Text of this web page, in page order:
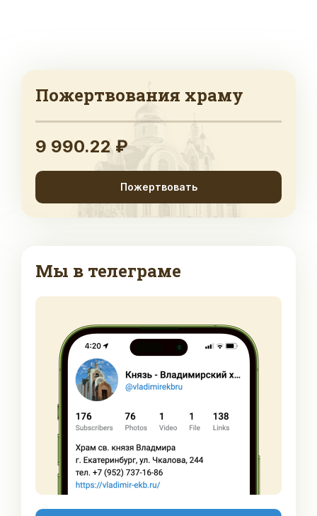
Пожертвования храму
9 990.22 ₽
Пожертвовать
Мы в телеграме